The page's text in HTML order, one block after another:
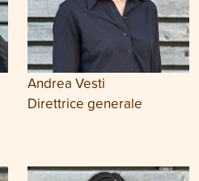
Andrea Vesti
Direttrice generale